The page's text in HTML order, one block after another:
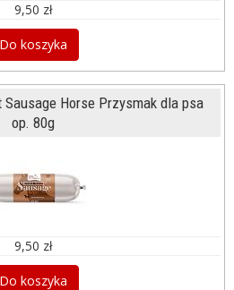
9,50 zł
Do koszyka
Horse Przysmak dla psa
op. 80g
9,50 zł
Do koszyka